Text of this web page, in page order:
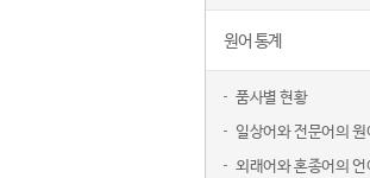
원어 통계
품사별 현황
일상어와 전문어의 원
외래어와 혼종어의